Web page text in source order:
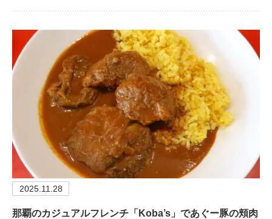
2025.11.28
那覇のカジュアルフレンチ「Koba’s」であぐー豚の頬肉